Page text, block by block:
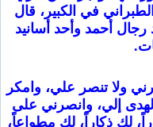
في الكبير، قال
رجال أحمد وأحد أسانيد
ولا تنصر علي، وامكر
إلي، وانصرني على
لك ذكاراً، لك مطواعاً،